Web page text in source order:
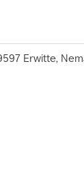
Erwitte,